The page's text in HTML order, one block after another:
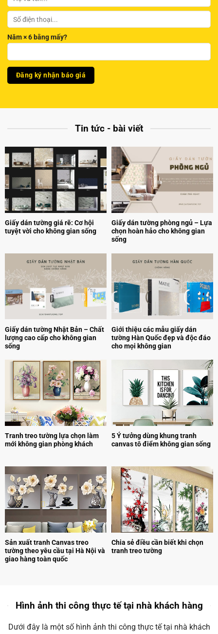
Năm × 6 bằng mấy?
Tin tức - bài viết
Giấy dán tường giá rẽ: Cơ hội
tuyệt vời cho không gian sống
Giấy dán tường phòng ngủ – Lựa
chọn hoàn hảo cho không gian
sống
Giấy dán tường Nhật Bản – Chất
lượng cao cấp cho không gian
sống
Giới thiệu các mẫu giấy dán
tường Hàn Quốc đẹp và độc đáo
cho mọi không gian
Tranh treo tường lựa chọn làm
mới không gian phòng khách
5 Ý tưởng dùng khung tranh
canvas tô điểm không gian sống
Sản xuất tranh Canvas treo
tường theo yêu cầu tại Hà Nội và
giao hàng toàn quốc
Chia sẻ điều cần biết khi chọn
tranh treo tường
Hình ảnh thi công thực tế tại nhà khách hàng
Dưới đây là một số hình ảnh thi công thực tế tại nhà khách